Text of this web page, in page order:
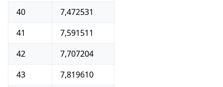
40
7,472531
41
7,591511
42
7,707204
43
7,819610